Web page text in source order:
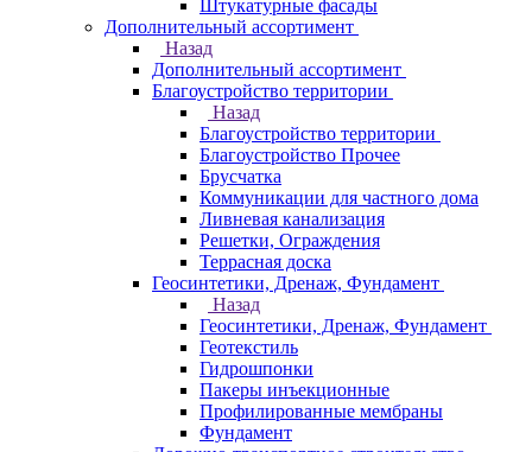
Штукатурные фасады
Дополнительный ассортимент
Назад
Дополнительный ассортимент
Благоустройство территории
Назад
Благоустройство территории
Благоустройство Прочее
Брусчатка
Коммуникации для частного дома
Ливневая канализация
Решетки, Ограждения
Террасная доска
Геосинтетики, Дренаж, Фундамент
Назад
Геосинтетики, Дренаж, Фундамент
Геотекстиль
Гидрошпонки
Пакеры инъекционные
Профилированные мембраны
Фундамент